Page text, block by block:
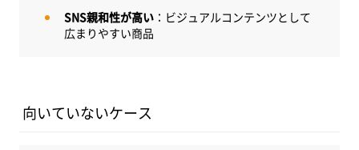
SNS親和性が高い ：ビジュアルコンテンツとして
広まりやすい商品
向いていないケース